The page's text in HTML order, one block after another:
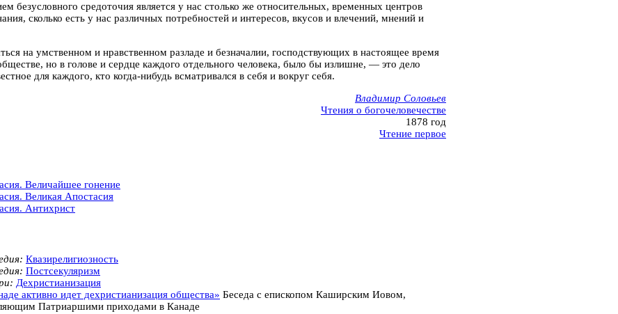
безусловного средоточия является у нас столько же относительных, временных центров
сколько есть у нас различных потребностей и интересов, вкусов и влечений, мнений и
на умственном и нравственном разладе и безначалии, господствующих в настоящее время
но в голове и сердце каждого отдельного человека, было бы излишне, — это дело
для каждого, кто когда-нибудь всматривался в себя и вокруг себя.
Владимир Соловьев
Чтения о богочеловечестве
1878 год
Чтение первое
Величайшее гонение
Великая Апостасия
Антихрист
Квазирелигиозность
Постсекуляризм
Дехристианизация
активно идет дехристианизация общества» Беседа с епископом Каширским Иовом,
Патриаршими приходами в Канаде